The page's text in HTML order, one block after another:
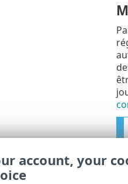
account, your